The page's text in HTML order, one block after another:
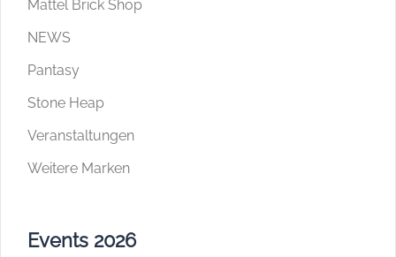
Mattel Brick Shop
NEWS
Pantasy
Stone Heap
Veranstaltungen
Weitere Marken
Events 2026